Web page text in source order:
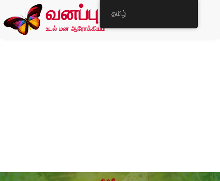
வனப்பு
உடல் மன ஆரோக்கியம்
தமிழ்